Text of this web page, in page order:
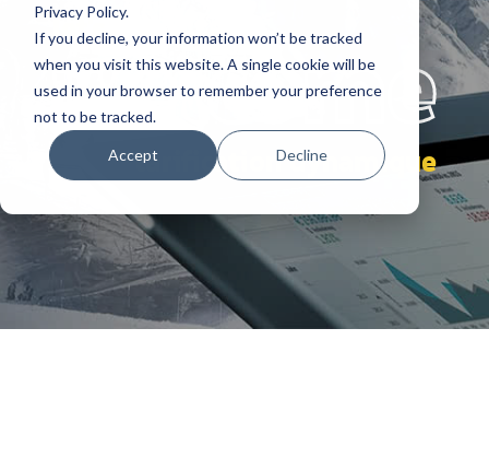
Privacy Policy.
If you decline, your information won’t be tracked
when you visit this website. A single cookie will be
used in your browser to remember your preference
not to be tracked.
Accept Decline
let's
welcome
tarification dynamique